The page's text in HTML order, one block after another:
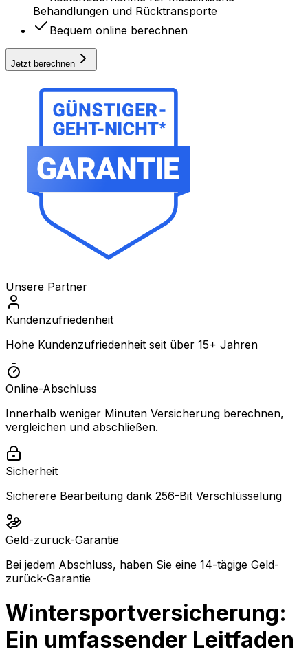
Behandlungen und Rücktransporte
Bequem online berechnen
Jetzt berechnen
Unsere Partner
Kundenzufriedenheit
Hohe Kundenzufriedenheit seit über 15+ Jahren
Online-Abschluss
Innerhalb weniger Minuten Versicherung berechnen,
vergleichen und abschließen.
Sicherheit
Sicherere Bearbeitung dank 256-Bit Verschlüsselung
Geld-zurück-Garantie
Bei jedem Abschluss, haben Sie eine 14-tägige Geld-
zurück-Garantie
Wintersportversicherung:
Ein umfassender Leitfaden